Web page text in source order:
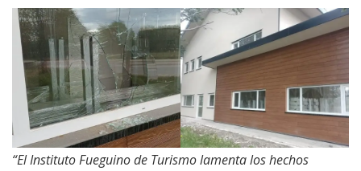
“El Instituto Fueguino de Turismo lamenta los hechos